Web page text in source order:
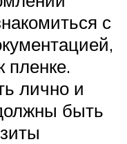
с
пленке.
лично и
быть